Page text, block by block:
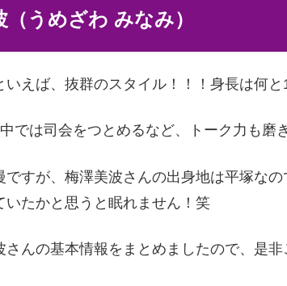
（うめざわ みなみ）
いえば、抜群のスタイル！！！身長は何と
では司会をつとめるなど、トーク力も磨
ですが、梅澤美波さんの出身地は平塚な
いたかと思うと眠れません！笑
さんの基本情報をまとめましたので、是非